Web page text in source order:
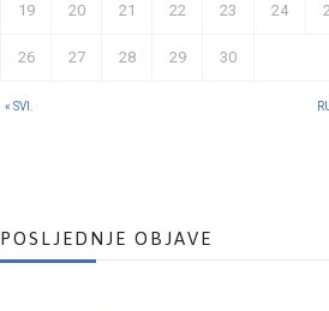
« SVI.
19 20 21 22 23 24
26 27 28 29 30
POSLJEDNJE OBJAVE